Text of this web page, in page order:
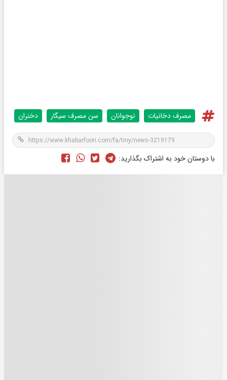
مصرف دخانیات نوجوانان سن مصرف سیگار دخنران
با دوستان خود به اشتراک بگذارید: